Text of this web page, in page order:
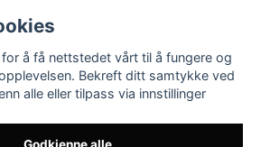
Lådritning
Om oss
å få nettstedet vårt til å fungere og
Bekreft ditt samtykke ved
alle eller tilpass via innstillinger
Godkjenne alle